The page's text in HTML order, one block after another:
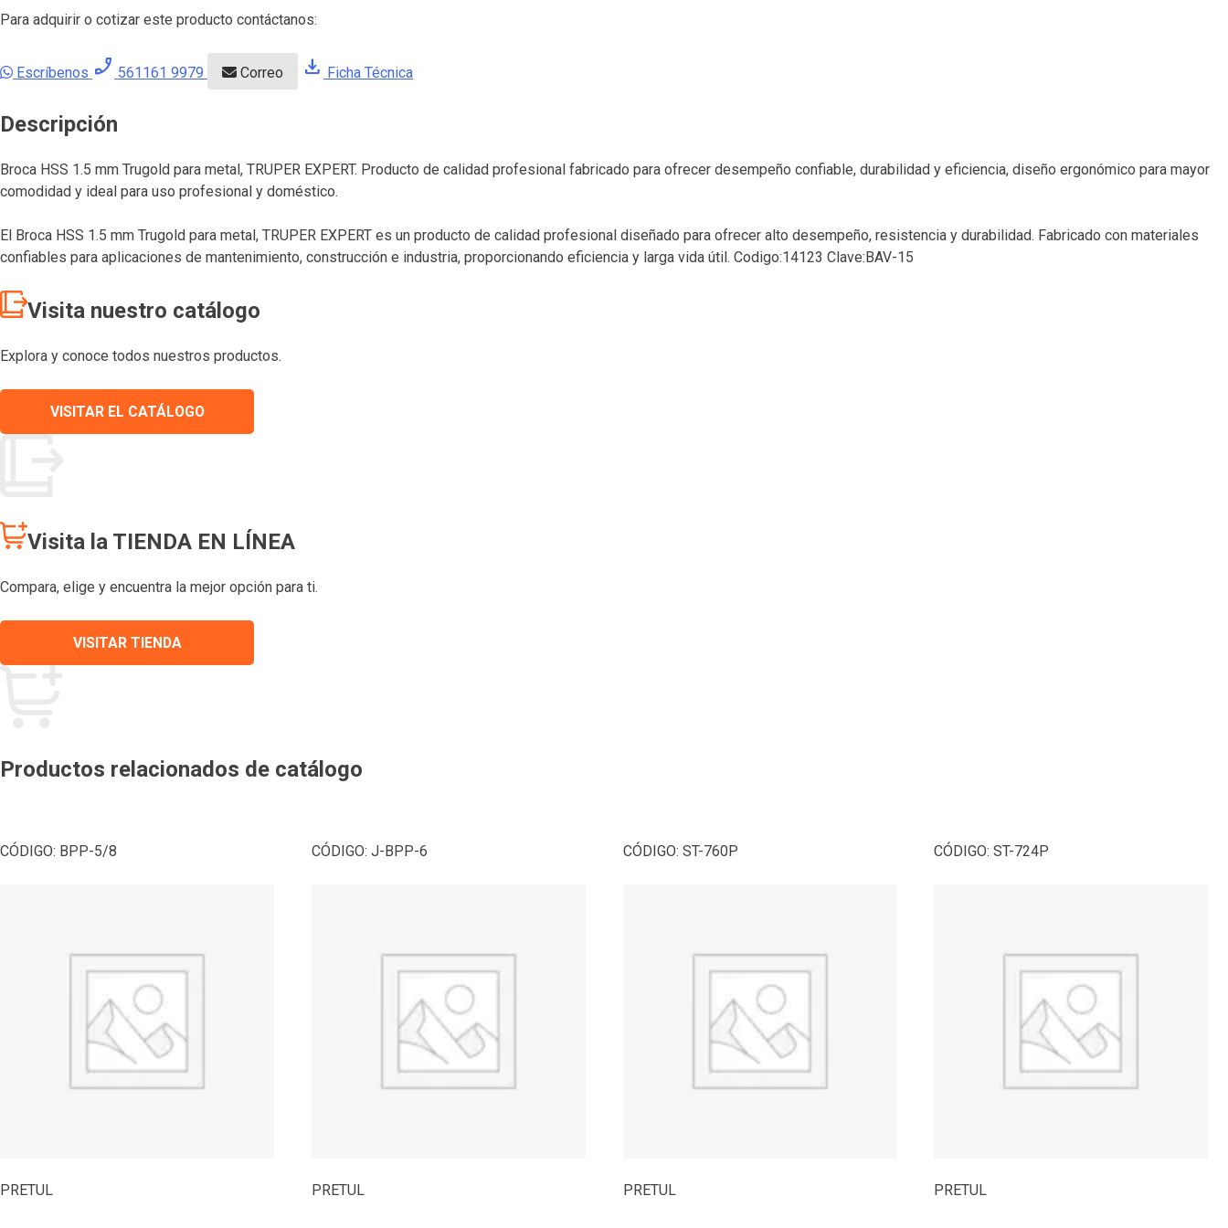
Para adquirir o cotizar este producto contáctanos:
Escríbenos phone_enabled 561161 9979 Correo download Ficha Técnica
Descripción
Broca HSS 1.5 mm Trugold para metal, TRUPER EXPERT. Producto de calidad profesional fabricado para ofrecer desempeño confiable, durabilidad y eficiencia, diseño ergonómico para mayor
comodidad y ideal para uso profesional y doméstico.
El Broca HSS 1.5 mm Trugold para metal, TRUPER EXPERT es un producto de calidad profesional diseñado para ofrecer alto desempeño, resistencia y durabilidad. Fabricado con materiales
confiables para aplicaciones de mantenimiento, construcción e industria, proporcionando eficiencia y larga vida útil. Codigo:14123 Clave:BAV-15
Visita nuestro catálogo
Explora y conoce todos nuestros productos.
VISITAR EL CATÁLOGO
Visita la TIENDA EN LÍNEA
Compara, elige y encuentra la mejor opción para ti.
VISITAR TIENDA
Productos relacionados de catálogo
CÓDIGO: BPP-5/8
PRETUL
CÓDIGO: J-BPP-6
PRETUL
CÓDIGO: ST-760P
PRETUL
CÓDIGO:ST-724P
PRETUL